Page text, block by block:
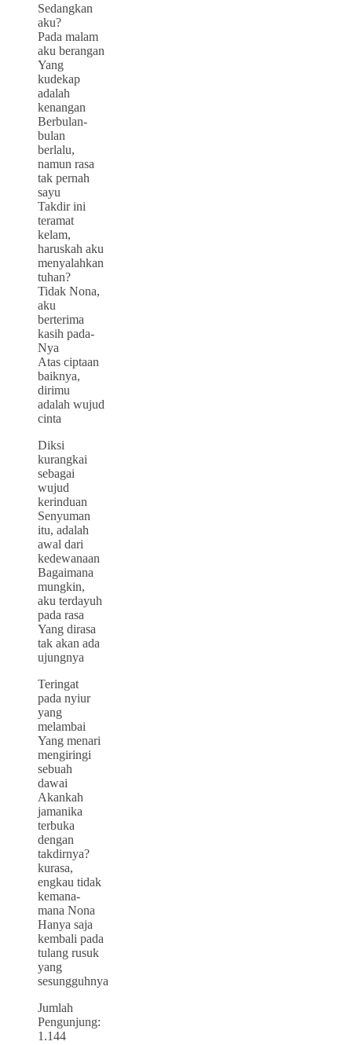
Sedangkan
aku?
Pada malam
aku berangan
Yang
kudekap
adalah
kenangan
Berbulan-
bulan
berlalu,
namun rasa
tak pernah
sayu
Takdir ini
teramat
kelam,
haruskah aku
menyalahkan
tuhan?
Tidak Nona,
aku
berterima
kasih pada-
Nya
Atas ciptaan
baiknya,
dirimu
adalah wujud
cinta
Diksi
kurangkai
sebagai
wujud
kerinduan
Senyuman
itu, adalah
awal dari
kedewanaan
Bagaimana
mungkin,
aku terdayuh
pada rasa
Yang dirasa
tak akan ada
ujungnya
Teringat
pada nyiur
yang
melambai
Yang menari
mengiringi
sebuah
dawai
Akankah
jamanika
terbuka
dengan
takdirnya?
kurasa,
engkau tidak
kemana-
mana Nona
Hanya saja
kembali pada
tulang rusuk
yang
sesungguhnya
Jumlah
Pengunjung:
1.144